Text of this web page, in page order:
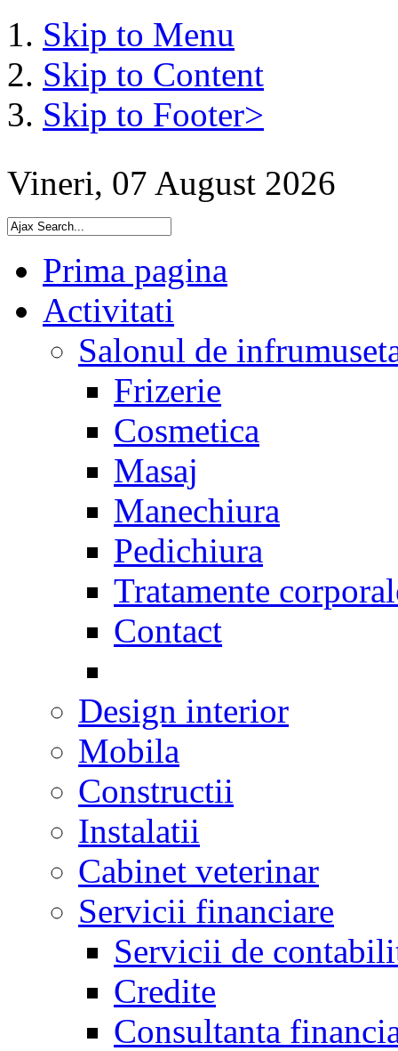
Skip to Menu
Skip to Content
Skip to Footer>
Vineri, 07 August 2026
Prima pagina
Activitati
Salonul de
Frizerie
Cosmetica
Masaj
Manechiura
Pedichiura
Tratamente
Contact
Design interior
Mobila
Constructii
Instalatii
Cabinet veterinar
Servicii financiare
Servicii de
Credite
Consultanta